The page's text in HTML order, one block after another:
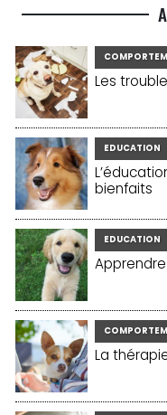
Les
EDUCATION
bienfaits
EDUCATION
La